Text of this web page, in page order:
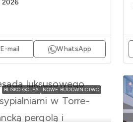
2026
E-mail WhatsApp
BLISKO GOLFA NOWE BUDOWNICTWO